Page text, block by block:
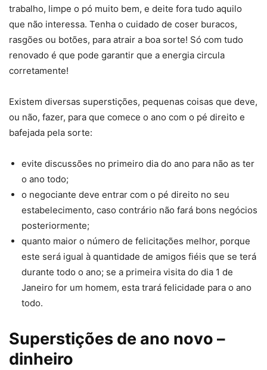
trabalho, limpe o pó muito bem, e deite fora tudo aquilo
que não interessa. Tenha o cuidado de coser buracos,
rasgões ou botões, para atrair a boa sorte! Só com tudo
renovado é que pode garantir que a energia circula
corretamente!
Existem diversas superstições, pequenas coisas que deve,
ou não, fazer, para que comece o ano com o pé direito e
bafejada pela sorte:
evite discussões no primeiro dia do ano para não as ter
o ano todo;
o negociante deve entrar com o pé direito no seu
estabelecimento, caso contrário não fará bons negócios
posteriormente;
quanto maior o número de felicitações melhor, porque
este será igual à quantidade de amigos fiéis que se terá
durante todo o ano; se a primeira visita do dia 1 de
Janeiro for um homem, esta trará felicidade para o ano
todo.
Superstições de ano novo –
dinheiro